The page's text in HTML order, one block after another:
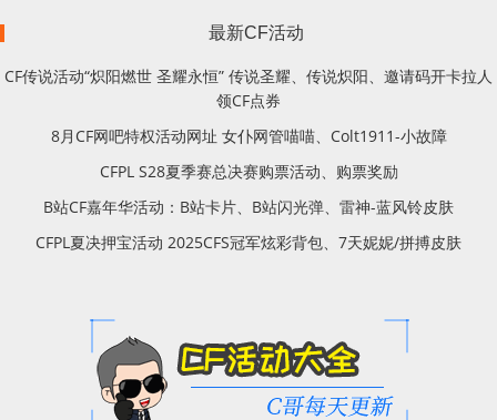
最新CF活动
CF传说活动“炽阳燃世 圣耀永恒” 传说圣耀、传说炽阳、邀请码开卡拉人
领CF点券
8月CF网吧特权活动网址 女仆网管喵喵、Colt1911-小故障
CFPL S28夏季赛总决赛购票活动、购票奖励
B站CF嘉年华活动：B站卡片、B站闪光弹、雷神-蓝风铃皮肤
CFPL夏决押宝活动 2025CFS冠军炫彩背包、7天妮妮/拼搏皮肤